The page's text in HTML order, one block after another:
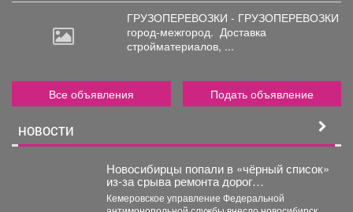
ГРУЗОПЕРЕВОЗКИ - ГРУЗОПЕРЕВОЗКИ
город-межгород. Доставка
стройматериалов, ...
Все объявления Подать объявление
НОВОСТИ
Новосибирцы попали в «чёрный список»
из‑за срыва ремонта дорог
Прокопьевска
Кемеровское управление Федеральной